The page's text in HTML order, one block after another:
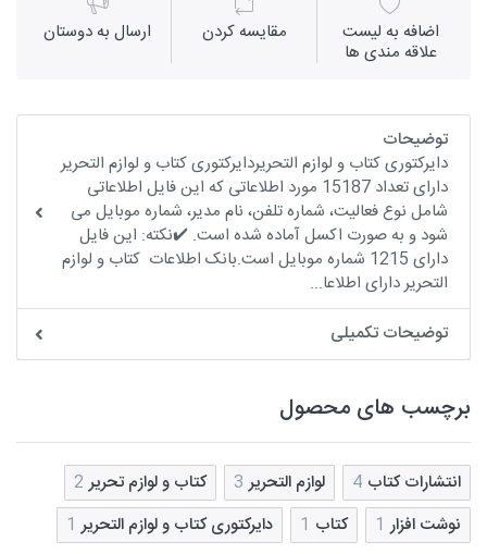
اضافه به لیست
علاقه مندی ها
مقايسه كردن ارسال به دوستان
توضیحات
دایرکتوری کتاب و لوازم التحریردایرکتوری کتاب و لوازم التحریر
دارای تعداد 15187 مورد اطلاعاتی که این فایل اطلاعاتی
شامل نوع فعالیت، شماره تلفن، نام مدیر، شماره موبایل می
شود و به صورت اکسل آماده شده است. ✔️نکته: این فایل
دارای 1215 شماره موبایل است.بانک اطلاعات کتاب و لوازم
التحریر دارای اطلاعا...
توضیحات تکمیلی
برچسب های محصول
انتشارات کتاب 4 لوازم التحریر 3 کتاب و لوازم تحریر 2
نوشت افزار 1 کتاب 1 دایرکتوری کتاب و لوازم التحریر 1